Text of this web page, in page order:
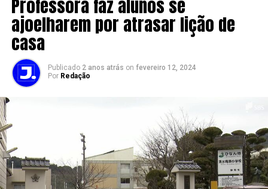
Professora faz alunos se
ajoelharem por atrasar lição de
casa
Publicado 2 anos atrás on fevereiro 12, 2024
Por Redação